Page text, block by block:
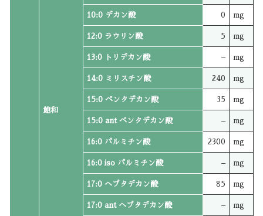
飽和
10:0 デカン酸 0 mg
12:0 ラウリン酸 5 mg
13:0 トリデカン酸 – mg
14:0 ミリスチン酸 240 mg
15:0 ペンタデカン酸 35 mg
15:0 ant ペンタデカン酸 – mg
16:0 パルミチン酸 2300 mg
16:0 iso パルミチン酸 – mg
17:0 ヘプタデカン酸 85 mg
17:0 ant ヘプタデカン酸 – mg